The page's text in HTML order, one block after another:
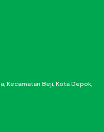
Kecamatan Beji, Kota Depok,